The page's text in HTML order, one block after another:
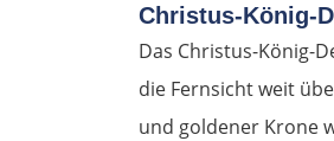
Christus-König-
Das Christus-König-
die Fernsicht weit
und goldener Krone